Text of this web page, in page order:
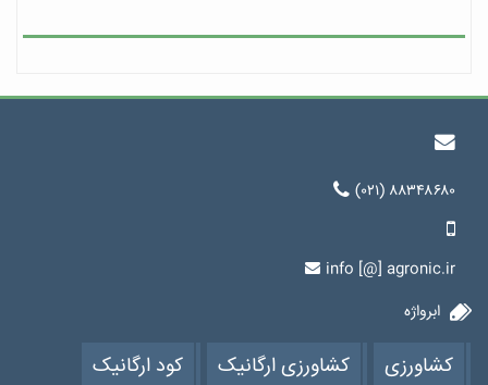
(۰۲۱) ۸۸۳۴۸۶۸۰
info [@] agronic.ir
ابرواژه
کشاورزی کشاورزی ارگانیک
کود ارگانیک